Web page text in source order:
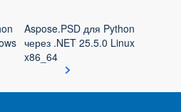
Aspose.PSD для Python
через .NET 25.5.0 Linux
x86_64